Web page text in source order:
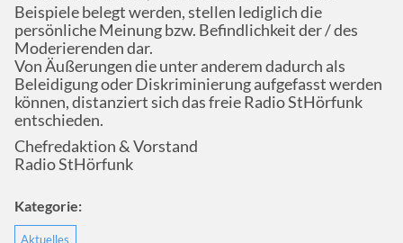
Beispiele belegt werden, stellen lediglich die
persönliche Meinung bzw. Befindlichkeit der / des
Moderierenden dar.
Von Äußerungen die unter anderem dadurch als
Beleidigung oder Diskriminierung aufgefasst werden
können, distanziert sich das freie Radio StHörfunk
entschieden.
Chefredaktion & Vorstand
Radio StHörfunk
Kategorie:
Aktuelles